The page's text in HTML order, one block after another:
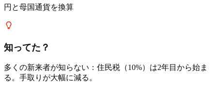
円と母国通貨を換算
知ってた？
多くの新来者が知らない：住民税（10%）は2年目から始ま
る。手取りが大幅に減る。